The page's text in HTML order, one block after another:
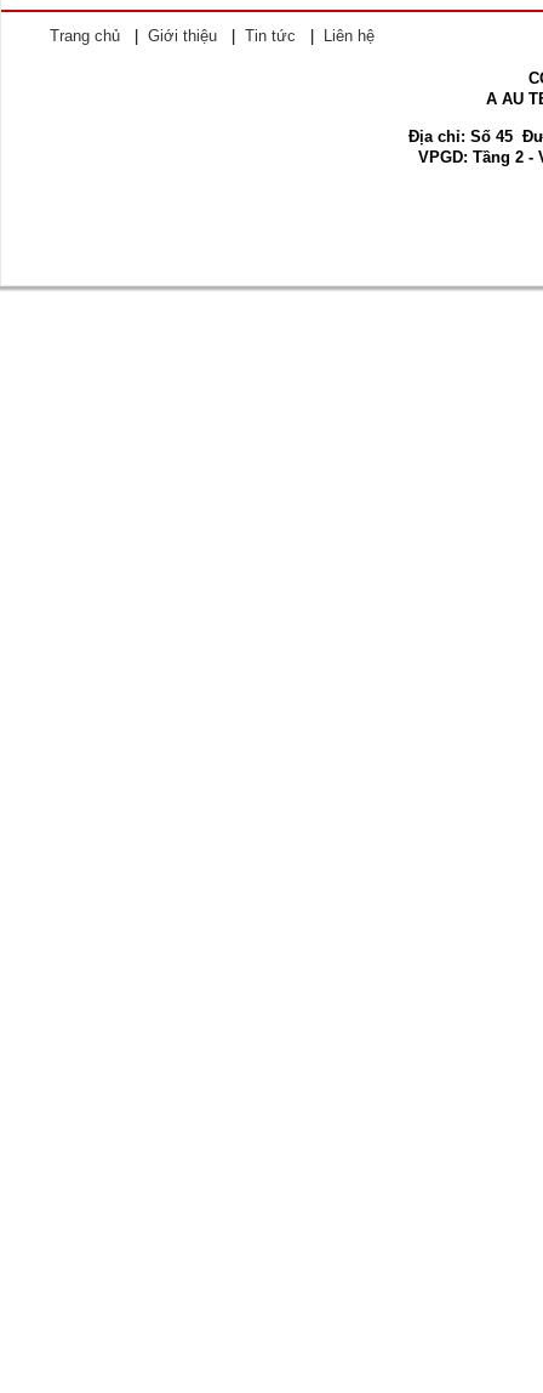
Trang chủ Giới thiệu Tin tức Liên hệ
A AU
Địa chỉ: Số 45
VPGD: Tầng 2 -